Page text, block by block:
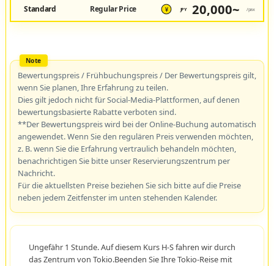
Standard Regular Price ¥ JPY 20,000~ /pax
Bewertungspreis / Frühbuchungspreis / Der Bewertungspreis gilt,
wenn Sie planen, Ihre Erfahrung zu teilen.
Dies gilt jedoch nicht für Social-Media-Plattformen, auf denen
bewertungsbasierte Rabatte verboten sind.
**Der Bewertungspreis wird bei der Online-Buchung automatisch
angewendet. Wenn Sie den regulären Preis verwenden möchten,
z. B. wenn Sie die Erfahrung vertraulich behandeln möchten,
benachrichtigen Sie bitte unser Reservierungszentrum per
Nachricht.
Für die aktuellsten Preise beziehen Sie sich bitte auf die Preise
neben jedem Zeitfenster im unten stehenden Kalender.
Ungefähr 1 Stunde. Auf diesem Kurs H-S fahren wir durch
das Zentrum von Tokio.Beenden Sie Ihre Tokio-Reise mit